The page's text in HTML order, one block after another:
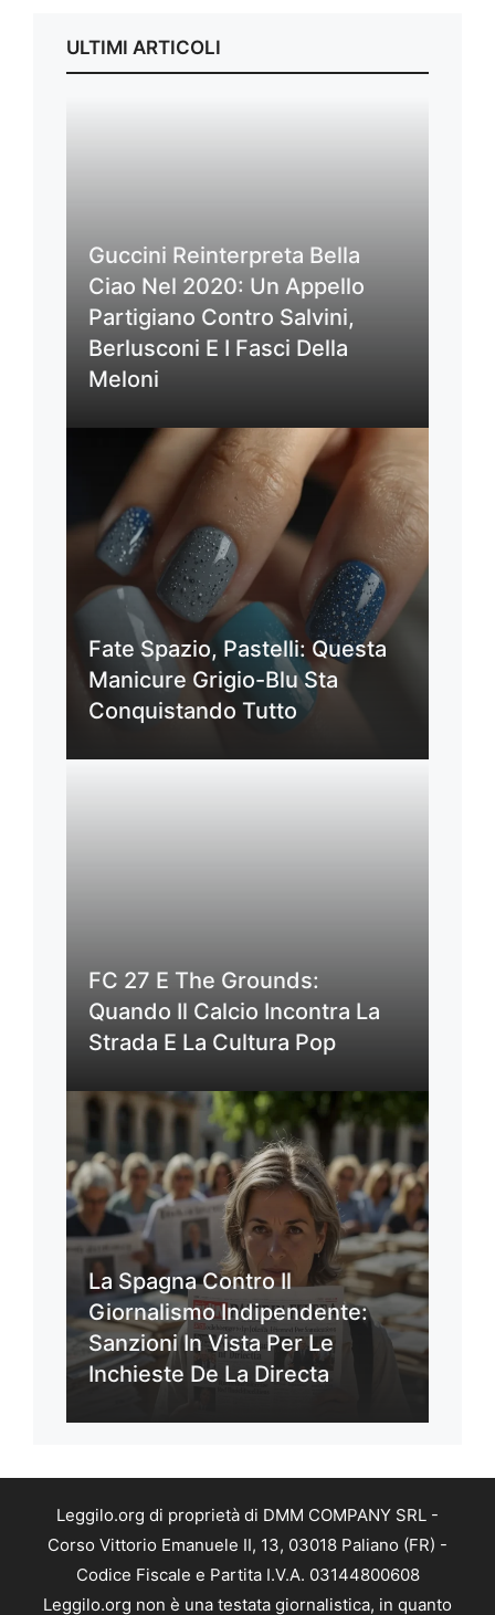
ULTIMI ARTICOLI
Guccini Reinterpreta Bella
Ciao Nel 2020: Un Appello
Partigiano Contro Salvini,
Berlusconi E I Fasci Della
Meloni
Fate Spazio, Pastelli: Questa
Manicure Grigio-Blu Sta
Conquistando Tutto
FC 27 E The Grounds:
Quando Il Calcio Incontra La
Strada E La Cultura Pop
La Spagna Contro Il
Giornalismo Indipendente:
Sanzioni In Vista Per Le
Inchieste De La Directa
Leggilo.org di proprietà di DMM COMPANY SRL -
Corso Vittorio Emanuele II, 13, 03018 Paliano (FR) -
Codice Fiscale e Partita I.V.A. 03144800608
Leggilo.org non è una testata giornalistica, in quanto